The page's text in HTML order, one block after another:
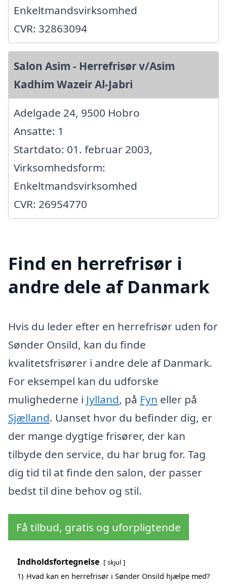
Enkeltmandsvirksomhed
CVR: 32863094
Salon Asim - Herrefrisør v/Asim
Kadhim Wazeir Al-Jabri
Adelgade 24, 9500 Hobro
Ansatte: 1
Startdato: 01. februar 2003,
Virksomhedsform:
Enkeltmandsvirksomhed
CVR: 26954770
Find en herrefrisør i
andre dele af Danmark
Hvis du leder efter en herrefrisør uden for
Sønder Onsild, kan du finde
kvalitetsfrisører i andre dele af Danmark.
For eksempel kan du udforske
mulighederne i Jylland, på Fyn eller på
Sjælland. Uanset hvor du befinder dig, er
der mange dygtige frisører, der kan
tilbyde den service, du har brug for. Tag
dig tid til at finde den salon, der passer
bedst til dine behov og stil.
Få tilbud, gratis og uforpligtende
Indholdsfortegnelse skjul
1) Hvad kan en herrefrisør i Sønder Onsild hjælpe med?